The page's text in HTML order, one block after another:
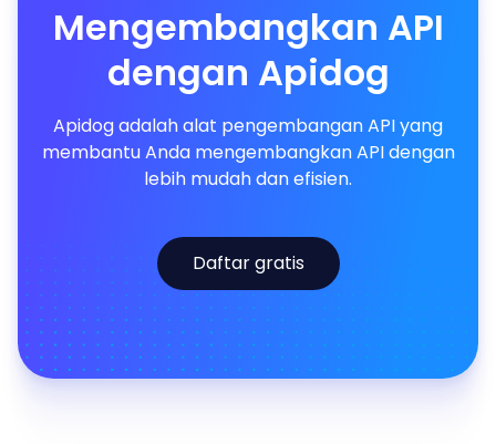
Mengembangkan API
dengan Apidog
Apidog adalah alat pengembangan API yang
membantu Anda mengembangkan API dengan
lebih mudah dan efisien.
Daftar gratis